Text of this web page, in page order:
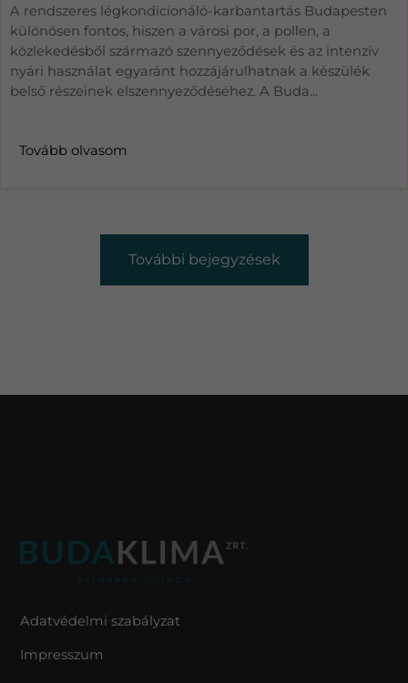
A rendszeres légkondicionáló-karbantartás Budapesten
különösen fontos, hiszen a városi por, a pollen, a
közlekedésből származó szennyeződések és az intenzív
nyári használat egyaránt hozzájárulhatnak a készülék
belső részeinek elszennyeződéséhez. A Buda...
Tovább olvasom
További bejegyzések
Adatvédelmi szabályzat
Impresszum